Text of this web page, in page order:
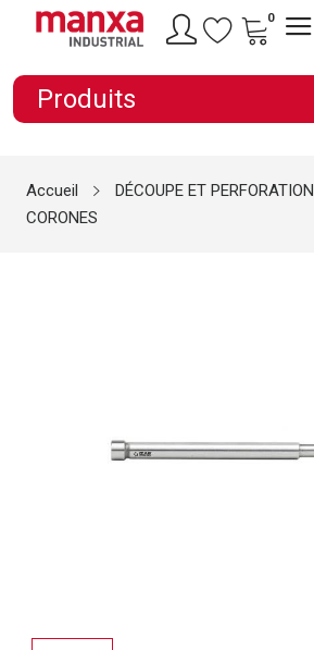
0
Produits
Accueil DÉCOUPE ET PERFORATION
CORONES